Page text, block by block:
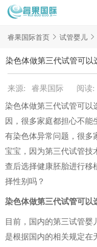
首页
试管项目
试管百科
试管医院
睿果国际
睿果国际首页 试管婴儿
染色体做第三代试管可以
来源: 睿果国际 阅读
染色体做第三代试管可以
因，很多家庭都担心不能
有染色体异常问题，很多
宝宝，因为第三代试管技
查后选择健康胚胎进行移
择性别吗？
染色体做第三代试管可以
目前，国内的第三试管婴
是根据国内的相关规定在